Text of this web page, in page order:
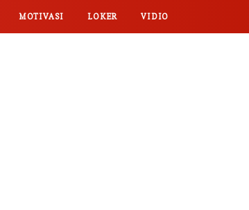
MOTIVASI LOKER VIDIO